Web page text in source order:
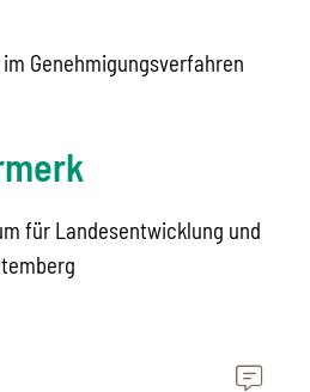
Genehmigungsverfahren
für Landesentwicklung und